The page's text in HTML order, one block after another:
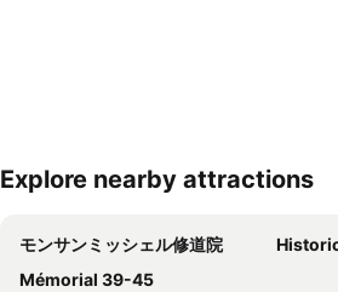
地図を拡大
Explore nearby attractions
モンサンミッシェル修道院
Mémorial 39-45